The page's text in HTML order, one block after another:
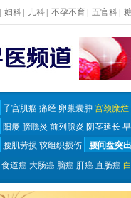
妇科 儿科 不孕不育 五官科
子宫肌瘤 痛经 卵巢囊肿 宫颈糜烂
阳痿 膀胱炎 前列腺炎 阴茎延长
腰肌劳损 软组织损伤 腰间盘突出
食道癌 大肠癌 脑癌 肝癌 直肠癌